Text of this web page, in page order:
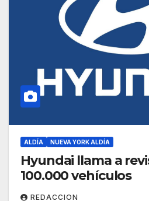
ALDÍA NUEVA YORK ALDÍA
Hyundai llama a
100.000 vehículos
REDACCION